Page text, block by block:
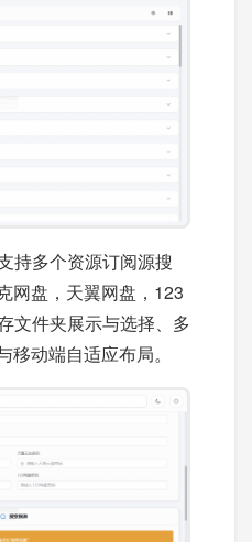
持多个资源订阅源搜
网盘，天翼网盘，123
文件夹展示与选择、多
动端自适应布局。